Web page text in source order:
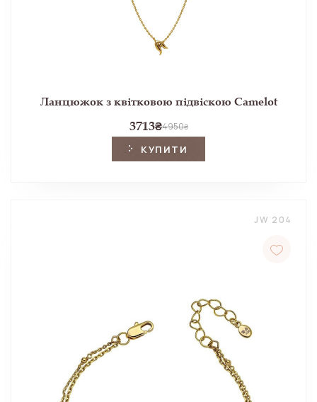
Ланцюжок з квітковою підвіскою Camelot
3713₴4950₴
КУПИТИ
JW 204